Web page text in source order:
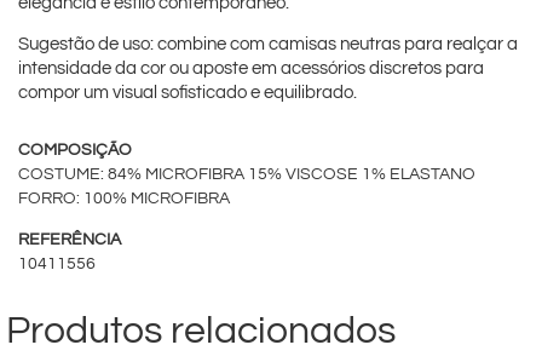
Sugestão de uso: combine com camisas neutras para realçar a
intensidade da cor ou aposte em acessórios discretos para
compor um visual sofisticado e equilibrado.
COMPOSIÇÃO
COSTUME: 84% MICROFIBRA 15% VISCOSE 1% ELASTANO
FORRO: 100% MICROFIBRA
REFERÊNCIA
10411556
Produtos relacionados